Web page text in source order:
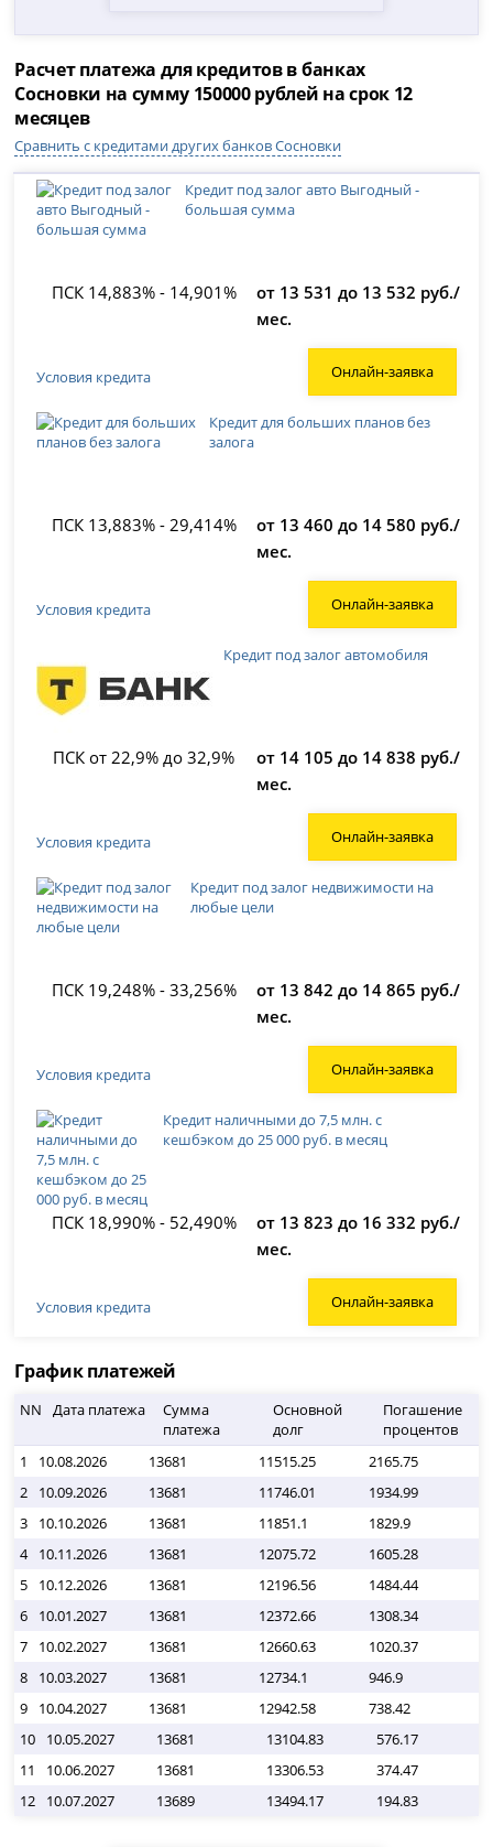
Расчет платежа для кредитов в банках
Сосновки на сумму 150000 рублей на срок 12
месяцев
Сравнить с кредитами других банков Сосновки
Кредит под залог авто Выгодный -
большая сумма
ПСК 14,883% - 14,901%
от 13 531 до 13 532 руб./
мес.
Условия кредита Онлайн-заявка
Кредит для больших планов без
залога
ПСК 13,883% - 29,414%
от 13 460 до 14 580 руб./
мес.
Условия кредита Онлайн-заявка
Кредит под залог автомобиля
ПСК от 22,9% до 32,9%
от 14 105 до 14 838 руб./
мес.
Условия кредита Онлайн-заявка
Кредит под залог недвижимости на
любые цели
ПСК 19,248% - 33,256%
от 13 842 до 14 865 руб./
мес.
Условия кредита Онлайн-заявка
Кредит наличными до 7,5 млн. с
кешбэком до 25 000 руб. в месяц
ПСК 18,990% - 52,490%
от 13 823 до 16 332 руб./
мес.
Условия кредита Онлайн-заявка
График платежей
NN Дата платежа
Сумма
платежа
Основной
долг
Погашение
процентов
1
10.08.2026 13681 11515.25 2165.75
2
10.09.2026 13681 11746.01 1934.99
3
10.10.2026 13681 11851.1 1829.9
4 10.11.2026 13681 12075.72 1605.28
5
10.12.2026 13681 12196.56 1484.44
6
10.01.2027 13681 12372.66 1308.34
7
10.02.2027 13681 12660.63 1020.37
8
10.03.2027 13681 12734.1 946.9
9
10.04.2027 13681 12942.58 738.42
10
10.05.2027 13681 13104.83 576.17
11
10.06.2027 13681 13306.53 374.47
12
10.07.2027 13689 13494.17 194.83